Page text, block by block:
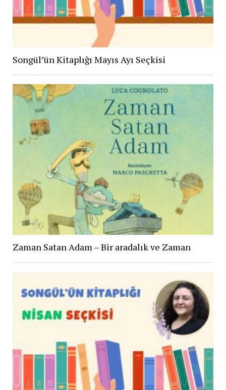
Songül’ün Kitaplığı Mayıs Ayı Seçkisi
Zaman Satan Adam – Bir aradalık ve Zaman